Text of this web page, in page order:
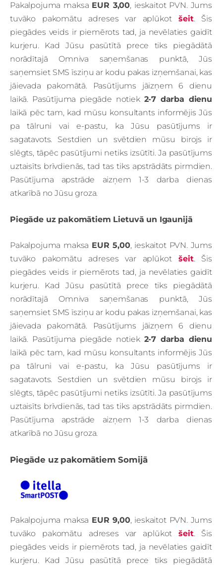
Pakalpojuma maksa EUR 3,00, ieskaitot PVN. Jums
tuvāko pakomātu adreses var aplūkot
šeit. Šis
piegādes veids ir piemērots tad, ja nevēlaties gaidīt
kurjeru. Kad Jūsu pasūtītā prece tiks piegādātā
norādītajā Omniva saņemšanas punktā, Jūs
saņemsiet SMS īsziņu ar kodu pakas izņemšanai, kas
jāievada pakomātā.
Pasūtījums jāizņem 6 dienu
laikā. Pasūtījuma piegāde notiek 2-7 darba dienu
laikā pēc tam, kad mūsu konsultants informējis Jūs
pa tālruni vai e-pastu, ka Jūsu pasūtījums ir
sagatavots. Sestdien un svētdien mūsu birojs ir
slēgts, tāpēc pasūtījumi netiks izsūtīti. Ja pasūtījums
uztaisīts brīvdienās, tad tas tiks apstrādāts pirmdien.
Pasūtījuma apstrāde aizņem 1-3 darba dienas
atkarībā no Jūsu groza.
Piegāde uz pakomātiem Lietuvā un Igaunijā
Pakalpojuma maksa EUR 5,00, ieskaitot PVN. Jums
tuvāko pakomātu adreses var aplūkot
šeit. Šis
piegādes veids ir piemērots tad, ja nevēlaties gaidīt
kurjeru. Kad Jūsu pasūtītā prece tiks piegādātā
norādītajā Omniva saņemšanas punktā, Jūs
saņemsiet SMS īsziņu ar kodu pakas izņemšanai, kas
jāievada pakomātā. Pasūtījums jāizņem 6 dienu
laikā. Pasūtījuma piegāde notiek 2-7 darba dienu
laikā pēc tam, kad mūsu konsultants informējis Jūs
pa tālruni vai e-pastu, ka Jūsu pasūtījums ir
sagatavots. Sestdien un svētdien mūsu birojs ir
slēgts, tāpēc pasūtījumi netiks izsūtīti. Ja pasūtījums
uztaisīts brīvdienās, tad tas tiks apstrādāts pirmdien.
Pasūtījuma apstrāde aizņem 1-3 darba dienas
atkarībā no Jūsu groza.
Piegāde uz pakomātiem Somijā
Pakalpojuma maksa EUR 9,00, ieskaitot PVN. Jums
tuvāko pakomātu adreses var aplūkotšeit. Šis
piegādes veids ir piemērots tad, ja nevēlaties gaidīt
kurjeru. Kad Jūsu pasūtītā prece tiks piegādātā